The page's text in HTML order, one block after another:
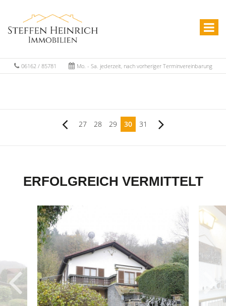
06162 / 85781 Mo. - Sa. jederzeit, nach vorheriger Terminvereinbarung
27 28 29 30 31
ERFOLGREICH VERMITTELT